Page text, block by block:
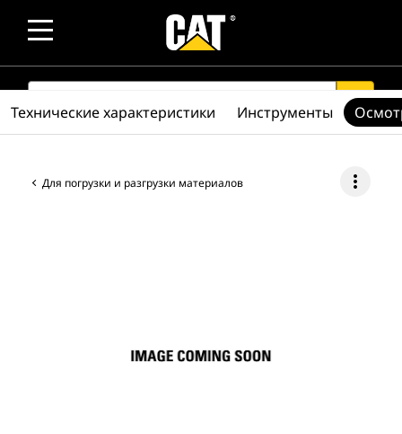
SEARCH search
Для погрузки и разгрузки материалов more_vert
Технические характеристики Инструменты